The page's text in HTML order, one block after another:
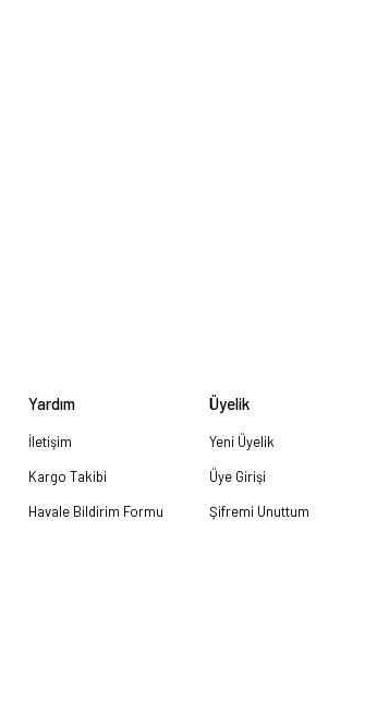
Yardım
İletişim
Kargo Takibi
Havale Bildirim Formu
Üyelik
Yeni Üyelik
Üye Girişi
Şifremi Unuttum